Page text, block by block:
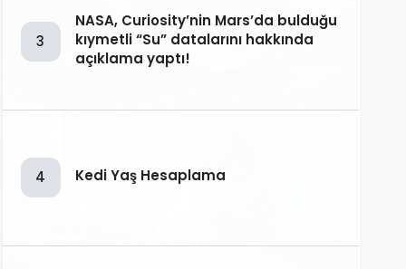
3
NASA, Curiosity’nin Mars’da bulduğu
kıymetli “Su” datalarını hakkında
açıklama yaptı!
4 Kedi Yaş Hesaplama